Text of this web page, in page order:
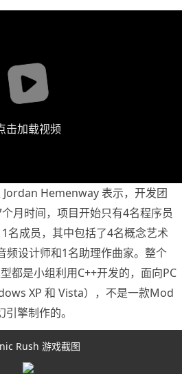
击加载视频
Hemenway 表示，开发团
月时间，项目开始只有4名程序员
名成员，其中包括了4名概念艺术
频设计师和1名助理作曲家。整个
都是小组利用C++开发的，面向PC
XP 和 Vista），不是一款Mod
擎制作的。
Rush 游戏截图